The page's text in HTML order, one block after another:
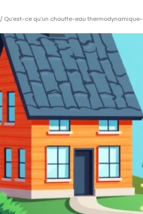
/ Qu’est-ce qu’un chauffe-eau